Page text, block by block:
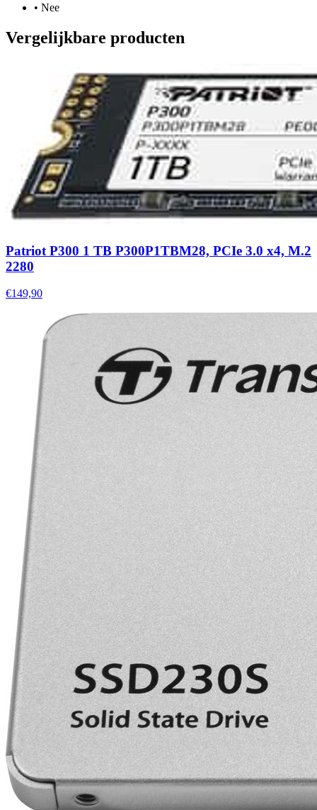
• Nee
Vergelijkbare producten
Patriot P300 1 TB P300P1TBM28, PCIe 3.0 x4, M.2
2280
€149,90